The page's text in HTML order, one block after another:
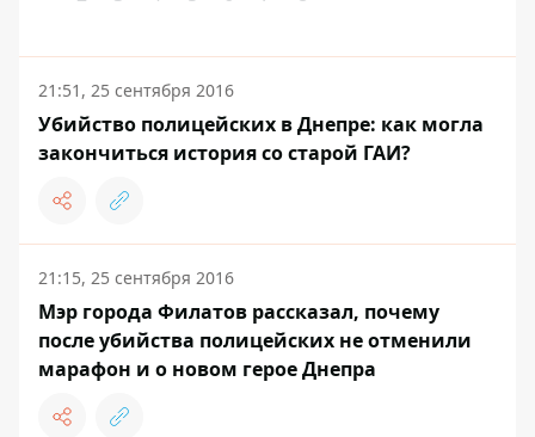
21:51, 25 сентября 2016
Убийство полицейских в Днепре: как могла
закончиться история со старой ГАИ?
21:15, 25 сентября 2016
Мэр города Филатов рассказал, почему
после убийства полицейских не отменили
марафон и о новом герое Днепра